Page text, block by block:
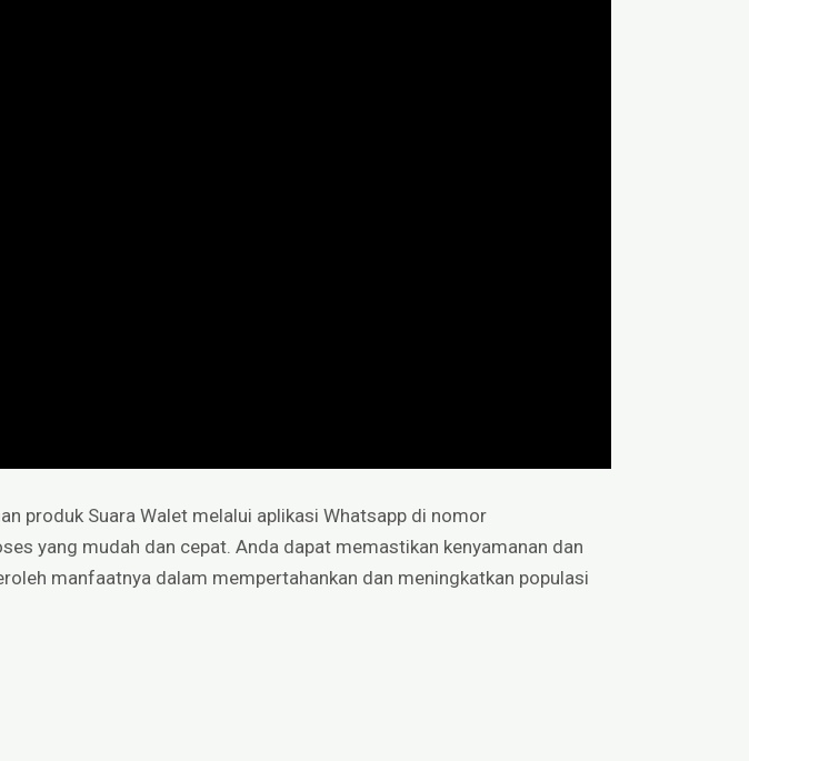
produk Suara Walet melalui aplikasi Whatsapp di nomor
yang mudah dan cepat. Anda dapat memastikan kenyamanan dan
manfaatnya dalam mempertahankan dan meningkatkan populasi